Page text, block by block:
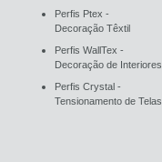
Perfis Ptex -
Decoração Têxtil
Perfis WallTex -
Decoração de Interiores
Perfis Crystal -
Tensionamento de Telas